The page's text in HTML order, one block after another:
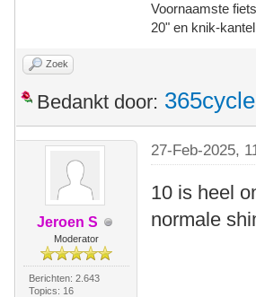
Voornaamste
20" en knik-
Zoek
Bedankt door: 365cycle
Jeroen S
Moderator
Berichten: 2.643
Topics: 16
27-Feb-2025,
10 is heel
normale